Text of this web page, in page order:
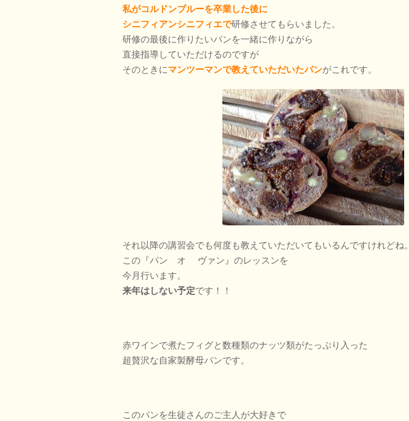
私がコルドンブルーを卒業した後に
シニフィアンシニフィエで研修させてもらいました。
研修の最後に作りたいパンを一緒に作りながら
直接指導していただけるのですが
そのときにマンツーマンで教え ていただいたパンがこれです。
それ以降の講習会でも何度も教えていただいてもいるんですけれどね。
この『パン オ ヴァン』のレッスンを
今月行います。
来年はしない予定です！！
赤ワインで煮たフィグと数種類のナッツ類がたっぷり入った
超贅沢な自家製酵母パンです。
このパンを生徒さんのご主人が大好きで